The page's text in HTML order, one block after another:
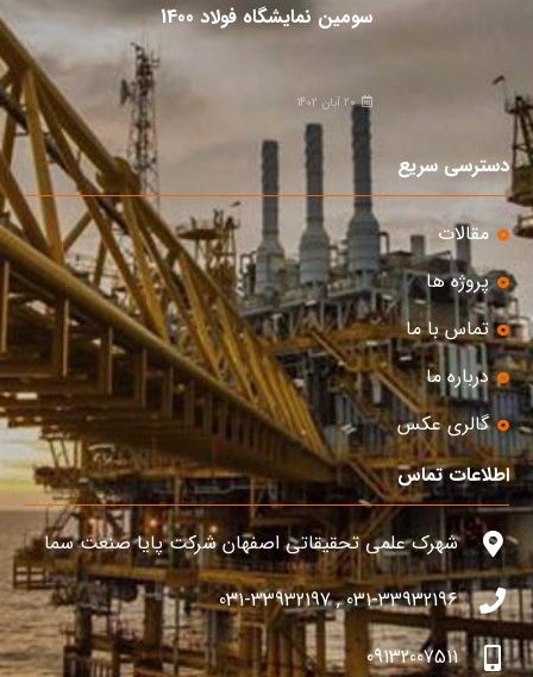
سومین نمایشگاه فولاد 1400
20 آبان 1402
دسترسی سریع
مقالات
پروژه ها
تماس با ما
درباره ما
گالری عکس
اطلاعات تماس
شهرک علمی تحقیقاتی اصفهان شرکت پایا صنعت سما
031-33932196 , 031-33932197
09132007511